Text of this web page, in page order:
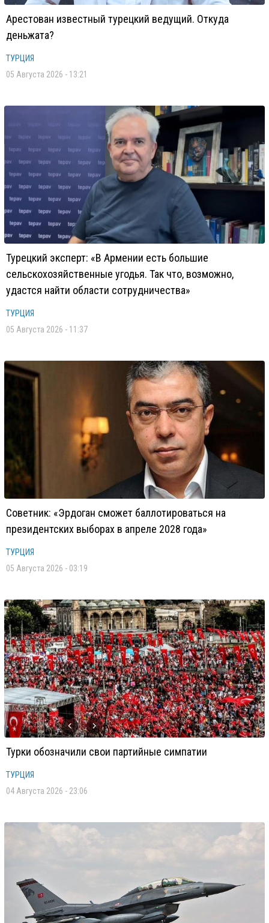
Арестован известный турецкий ведущий. Откуда
деньжата?
ТУРЦИЯ
05 Августа 2026 - 13:21
Турецкий эксперт: «В Армении есть большие
сельскохозяйственные угодья. Так что, возможно,
удастся найти области сотрудничества»
ТУРЦИЯ
05 Августа 2026 - 11:37
Советник: «Эрдоган сможет баллотироваться на
президентских выборах в апреле 2028 года»
ТУРЦИЯ
05 Августа 2026 - 03:19
Турки обозначили свои партийные симпатии
ТУРЦИЯ
04 Августа 2026 - 23:06